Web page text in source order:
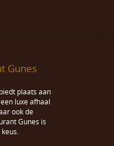
Gunes
plaats aan
luxe afhaal
ook de
Gunes is